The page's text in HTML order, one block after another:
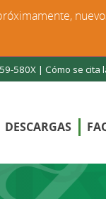
580X | Cómo se cita
DESCARGAS